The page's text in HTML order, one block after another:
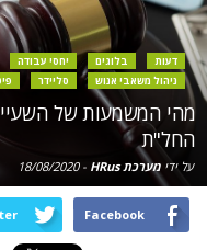
דעות בלוגים יחסי עבודה
ניהול משאבי אנוש
סליידר
מהי המשמעות של
החל"ת
על ידי מערכת HRus -
18/08/2020
Facebook